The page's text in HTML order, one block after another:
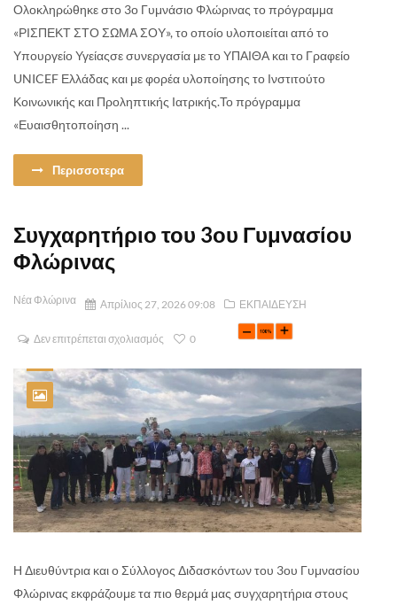
Ολοκληρώθηκε στο 3ο Γυμνάσιο Φλώρινας το πρόγραμμα
«ΡΙΣΠΕΚΤ ΣΤΟ ΣΩΜΑ ΣΟΥ», το οποίο υλοποιείται από το
Υπουργείο Υγείαςσε συνεργασία με το ΥΠΑΙΘΑ και το Γραφείο
UNICEF Ελλάδας και με φορέα υλοποίησης το Ινστιτούτο
Κοινωνικής και Προληπτικής Ιατρικής.Το πρόγραμμα
«Ευαισθητοποίηση ...
Περισσοτερα
Συγχαρητήριο του 3ου Γυμνασίου
Φλώρινας
Νέα Φλώρινα Απρίλιος 27, 2026 09:08 ΕΚΠΑΙΔΕΥΣΗ
Δεν επιτρέπεται σχολιασμός 0
Η Διευθύντρια και ο Σύλλογος Διδασκόντων του 3ου Γυμνασίου
Φλώρινας εκφράζουμε τα πιο θερμά μας συγχαρητήρια στους